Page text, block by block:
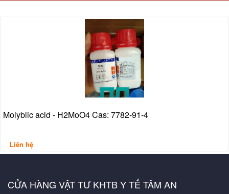
Molyblic acid - H2MoO4 Cas: 7782-91-4
Liên hệ
CỬA HÀNG VẬT TƯ KHTB Y TẾ TÂM AN